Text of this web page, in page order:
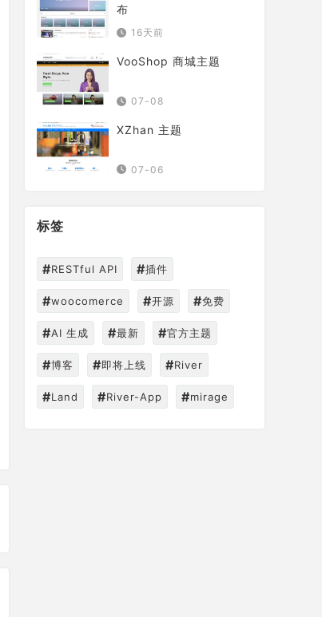
布
16天前
VooShop 商城主题
07-08
XZhan 主题
07-06
标签
#RESTful API #插件
#woocomerce #开源 #免费
#AI 生成 #最新 #官方主题
#博客 #即将上线 #River
#Land #River-App #mirage